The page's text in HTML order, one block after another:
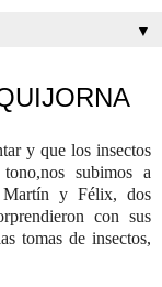
▼
y que los insectos
subimos a
Martín y Félix, dos
con sus
tomas de insectos,